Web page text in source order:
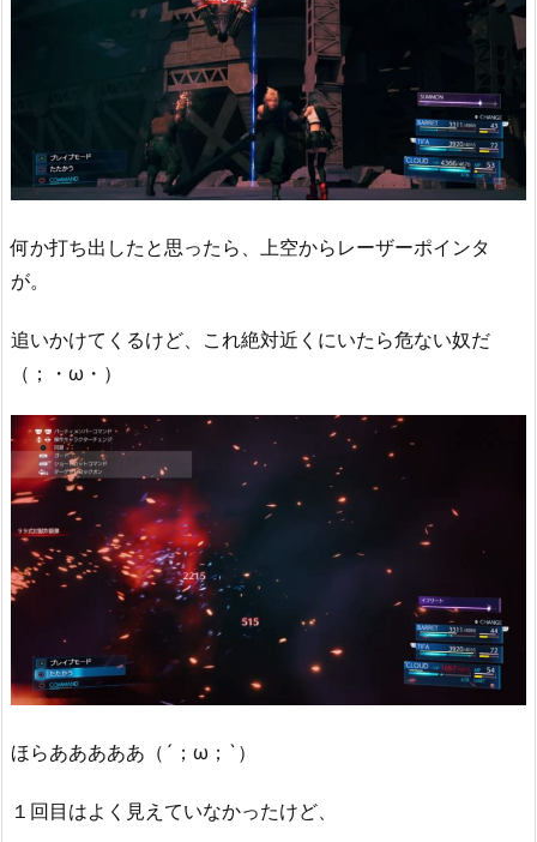
何か打ち出したと思ったら、上空からレーザーポインタ
が。
追いかけてくるけど、これ絶対近くにいたら危ない奴だ
（；・ω・）
ほらあああああ（´；ω；`）
１回目はよく見えていなかったけど、